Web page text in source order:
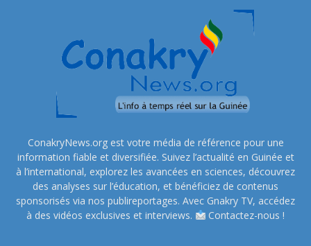
ConakryNews.org est votre média de référence pour une
information fiable et diversifiée. Suivez l’actualité en Guinée et
à l’international, explorez les avancées en sciences, découvrez
des analyses sur l’éducation, et bénéficiez de contenus
sponsorisés via nos publireportages. Avec Gnakry TV, accédez
à des vidéos exclusives et interviews.
Contactez-nous !